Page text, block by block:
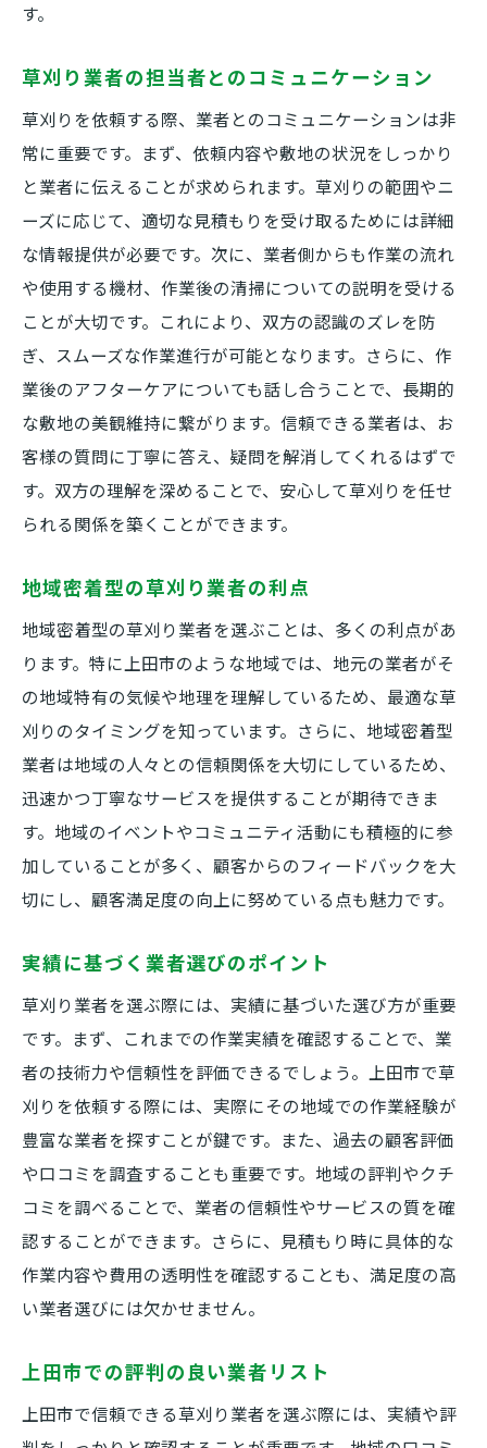
す。
草刈り業者の担当者とのコミュニケーション
草刈りを依頼する際、業者とのコミュニケーションは非
常に重要です。まず、依頼内容や敷地の状況をしっかり
と業者に伝えることが求められます。草刈りの範囲やニ
ーズに応じて、適切な見積もりを受け取るためには詳細
な情報提供が必要です。次に、業者側からも作業の流れ
や使用する機材、作業後の清掃についての説明を受ける
ことが大切です。これにより、双方の認識のズレを防
ぎ、スムーズな作業進行が可能となります。さらに、作
業後のアフターケアについても話し合うことで、長期的
な敷地の美観維持に繋がります。信頼できる業者は、お
客様の質問に丁寧に答え、疑問を解消してくれるはずで
す。双方の理解を深めることで、安心して草刈りを任せ
られる関係を築くことができます。
地域密着型の草刈り業者の利点
地域密着型の草刈り業者を選ぶことは、多くの利点があ
ります。特に上田市のような地域では、地元の業者がそ
の地域特有の気候や地理を理解しているため、最適な草
刈りのタイミングを知っています。さらに、地域密着型
業者は地域の人々との信頼関係を大切にしているため、
迅速かつ丁寧なサービスを提供することが期待できま
す。地域のイベントやコミュニティ活動にも積極的に参
加していることが多く、顧客からのフィードバックを大
切にし、顧客満足度の向上に努めている点も魅力です。
実績に基づく業者選びのポイント
草刈り業者を選ぶ際には、実績に基づいた選び方が重要
です。まず、これまでの作業実績を確認することで、業
者の技術力や信頼性を評価できるでしょう。上田市で草
刈りを依頼する際には、実際にその地域での作業経験が
豊富な業者を探すことが鍵です。また、過去の顧客評価
や口コミを調査することも重要です。地域の評判やクチ
コミを調べることで、業者の信頼性やサービスの質を確
認することができます。さらに、見積もり時に具体的な
作業内容や費用の透明性を確認することも、満足度の高
い業者選びには欠かせません。
上田市での評判の良い業者リスト
上田市で信頼できる草刈り業者を選ぶ際には、実績や評